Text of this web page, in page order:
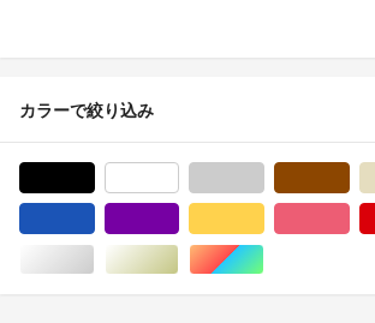
カラーで絞り込み
シルバー/銀色系ゴールド/金色系マルチカラー